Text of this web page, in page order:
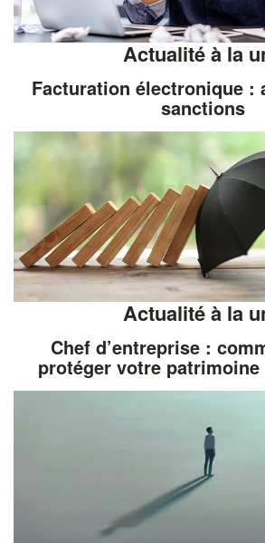
Actualité à la
Facturation électronique :
sanctions
Actualité à la
Chef d’entreprise :
protéger votre